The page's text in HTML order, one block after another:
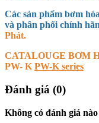
Các sản phẩm bơm
và phân phối chính
Phát.
CATALOUGE BƠM
PW- KPW-K series
Đánh giá (0)
Không có đánh giá